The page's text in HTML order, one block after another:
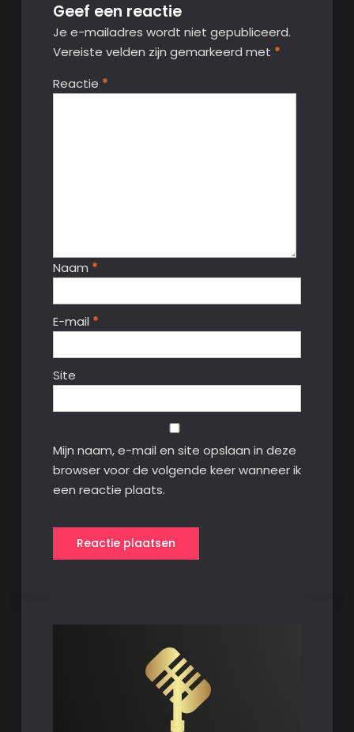
Geef een reactie
Je e-mailadres wordt niet gepubliceerd.
Vereiste velden zijn gemarkeerd met *
Reactie *
Naam *
E-mail *
Site
Mijn naam, e-mail en site opslaan in deze
browser voor de volgende keer wanneer ik
een reactie plaats.